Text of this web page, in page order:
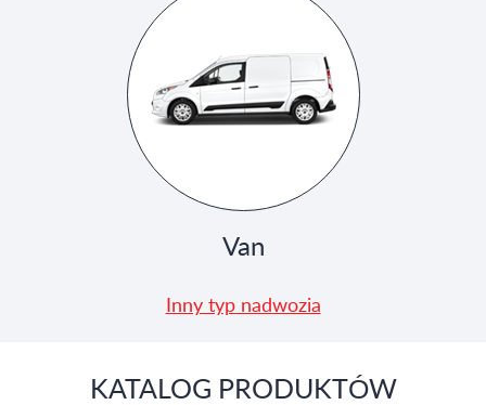
Van
Inny typ nadwozia
KATALOG PRODUKTÓW